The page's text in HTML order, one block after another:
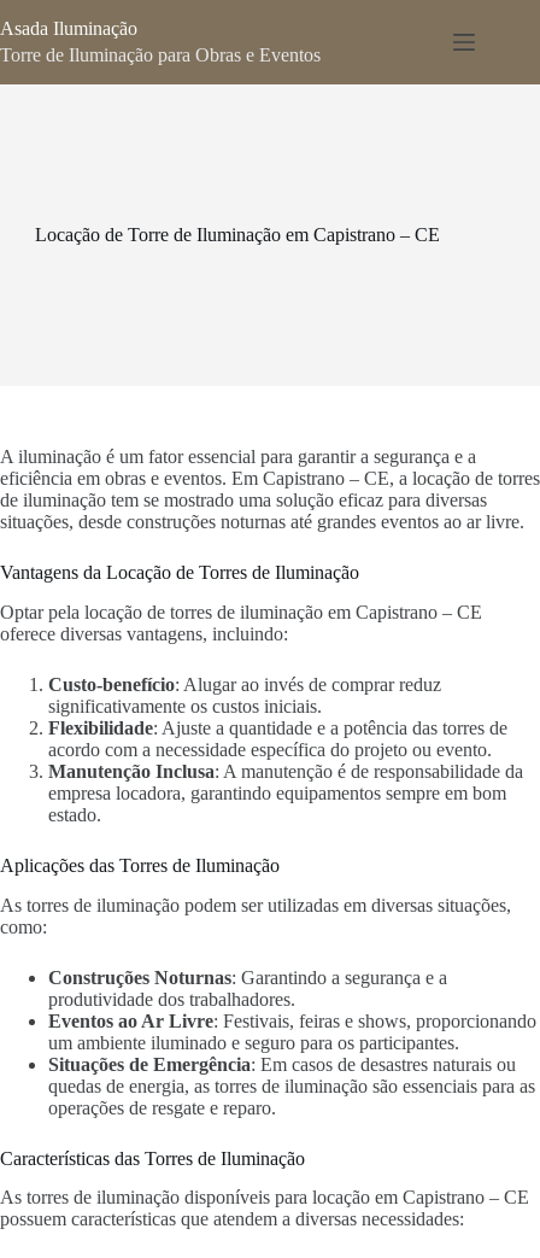
para
o
Asada Iluminação
Torre de Iluminação para Obras e Eventos
Locação de Torre de Iluminação em Capistrano – CE
A iluminação é um fator essencial para garantir a segurança e a
eficiência em obras e eventos. Em Capistrano – CE, a locação de torres
de iluminação tem se mostrado uma solução eficaz para diversas
situações, desde construções noturnas até grandes eventos ao ar livre.
Vantagens da Locação de Torres de Iluminação
Optar pela locação de torres de iluminação em Capistrano – CE
oferece diversas vantagens, incluindo:
Custo-benefício: Alugar ao invés de comprar reduz
significativamente os custos iniciais.
Flexibilidade: Ajuste a quantidade e a potência das torres de
acordo com a necessidade específica do projeto ou evento.
Manutenção Inclusa: A manutenção é de responsabilidade da
empresa locadora, garantindo equipamentos sempre em bom
estado.
Aplicações das Torres de Iluminação
As torres de iluminação podem ser utilizadas em diversas situações,
como:
Construções Noturnas: Garantindo a segurança e a
produtividade dos trabalhadores.
Eventos ao Ar Livre: Festivais, feiras e shows, proporcionando
um ambiente iluminado e seguro para os participantes.
Situações de Emergência: Em casos de desastres naturais ou
quedas de energia, as torres de iluminação são essenciais para as
operações de resgate e reparo.
Características das Torres de Iluminação
As torres de iluminação disponíveis para locação em Capistrano – CE
possuem características que atendem a diversas necessidades: